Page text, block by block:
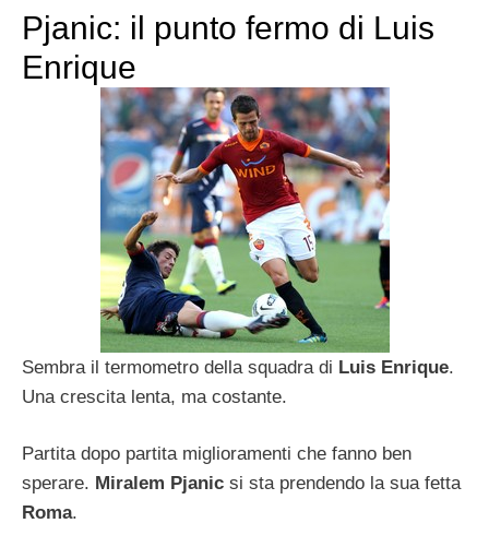
Pjanic: il punto fermo di Luis
Enrique
Sembra il termometro della squadra di Luis Enrique.
Una crescita lenta, ma costante.
Partita dopo partita miglioramenti che fanno ben
sperare. Miralem Pjanic si sta prendendo la sua fetta
Roma.